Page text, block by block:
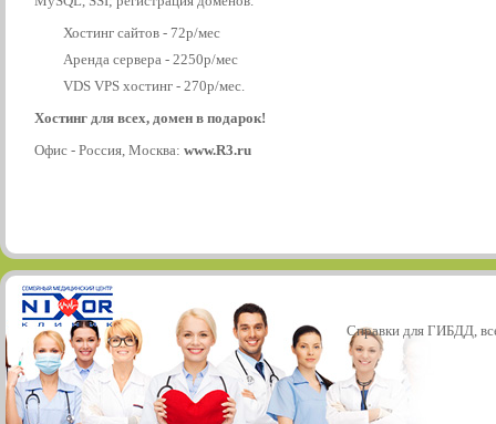
Хостинг сайтов - 72р/мес
Аренда сервера - 2250р/мес
VDS VPS хостинг - 270р/мес.
Хостинг для всех, домен в подарок!
Офис - Россия, Москва: www.R3.ru
Справки для ГИБДД,